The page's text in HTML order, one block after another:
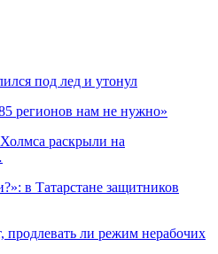
под лед и утонул
регионов нам не нужно»
раскрыли на
в Татарстане защитников
продлевать ли режим нерабочих